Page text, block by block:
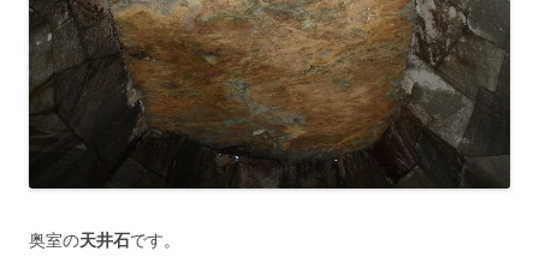
奥室の天井石です。